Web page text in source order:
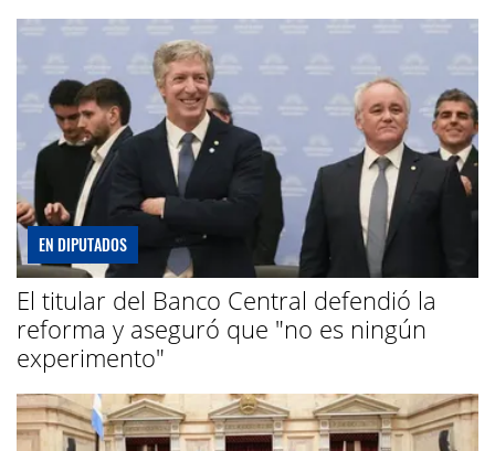
EN DIPUTADOS
El titular del Banco Central defendió la
reforma y aseguró que "no es ningún
experimento"